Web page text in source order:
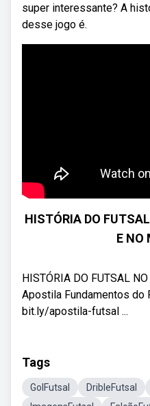
super interessante? A
desse jogo é.
HISTÓRIA DO
E NO
HISTÓRIA DO FUTSAL
Apostila Fundamentos do
bit.ly/apostila-futsal ...
Tags
GolFutsal DribleFutsal